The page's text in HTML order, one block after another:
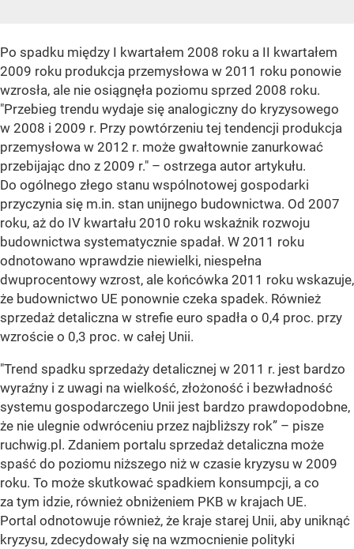
Po spadku między I kwartałem 2008 roku a II kwartałem
2009 roku produkcja przemysłowa w 2011 roku ponowie
wzrosła, ale nie osiągnęła poziomu sprzed 2008 roku.
"Przebieg trendu wydaje się analogiczny do kryzysowego
w 2008 i 2009 r. Przy powtórzeniu tej tendencji produkcja
przemysłowa w 2012 r. może gwałtownie zanurkować
przebijając dno z 2009 r." – ostrzega autor artykułu.
Do ogólnego złego stanu wspólnotowej gospodarki
przyczynia się m.in. stan unijnego budownictwa. Od 2007
roku, aż do IV kwartału 2010 roku wskaźnik rozwoju
budownictwa systematycznie spadał. W 2011 roku
odnotowano wprawdzie niewielki, niespełna
dwuprocentowy wzrost, ale końcówka 2011 roku wskazuje,
że budownictwo UE ponownie czeka spadek. Również
sprzedaż detaliczna w strefie euro spadła o 0,4 proc. przy
wzroście o 0,3 proc. w całej Unii.
"Trend spadku sprzedaży detalicznej w 2011 r. jest bardzo
wyraźny i z uwagi na wielkość, złożoność i bezwładność
systemu gospodarczego Unii jest bardzo prawdopodobne,
że nie ulegnie odwróceniu przez najbliższy rok” – pisze
ruchwig.pl. Zdaniem portalu sprzedaż detaliczna może
spaść do poziomu niższego niż w czasie kryzysu w 2009
roku. To może skutkować spadkiem konsumpcji, a co
za tym idzie, również obniżeniem PKB w krajach UE.
Portal odnotowuje również, że kraje starej Unii, aby uniknąć
kryzysu, zdecydowały się na wzmocnienie polityki